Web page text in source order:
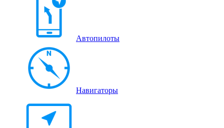
Автопилоты
Навигаторы